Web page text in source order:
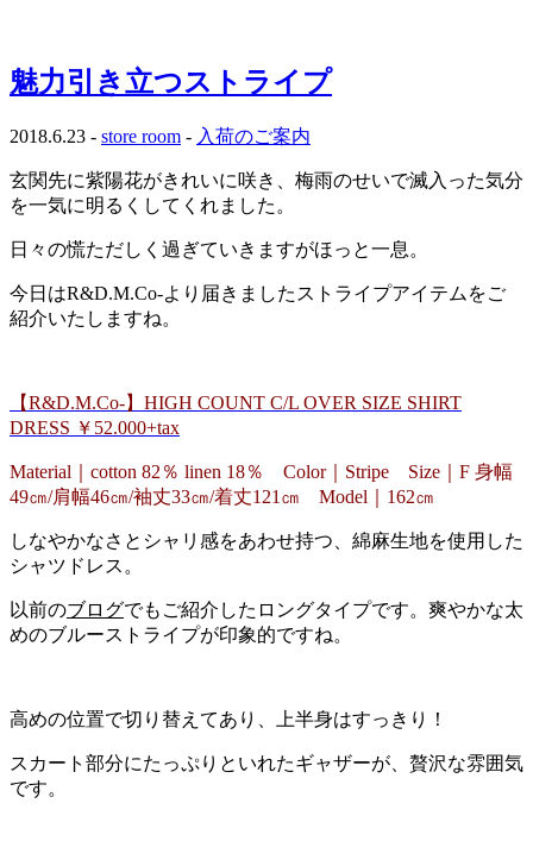
魅力引き立つストライプ
2018.6.23 - store room - 入荷のご案内
玄関先に紫陽花がきれいに咲き、梅雨のせいで滅入った気分
を一気に明るくしてくれました。
日々の慌ただしく過ぎていきますがほっと一息。
今日はR&D.M.Co-より届きましたストライプアイテムをご
紹介いたしますね。
【R&D.M.Co-】HIGH COUNT C/L OVER SIZE SHIRT
DRESS ￥52.000+tax
Material｜cotton 82％ linen 18％ Color｜Stripe Size｜F 身幅
49㎝/肩幅46㎝/袖丈33㎝/着丈121㎝ Model｜162㎝
しなやかなさとシャリ感をあわせ持つ、綿麻生地を使用した
シャツドレス。
以前のブログでもご紹介したロングタイプです。 爽やかな太
めのブルーストライプが印象的ですね。
高めの位置で切り替えてあり、上半身はすっきり！
スカート部分にたっぷりといれたギャザーが、贅沢な雰囲気
です。